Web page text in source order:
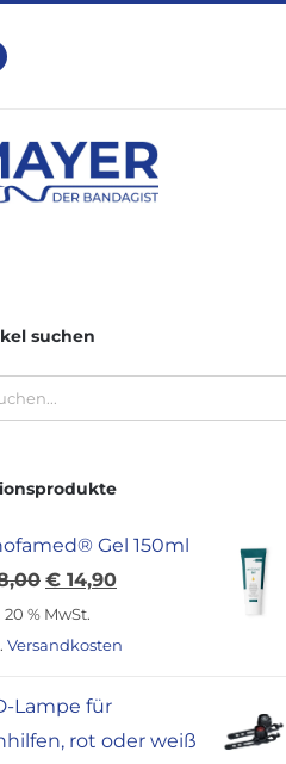
suchen
Gel 150ml
Ursprünglicher
Preis
war:
€ 14,90Aktueller
ist:
% MwSt.
Versandkosten
Lampe für
rot oder weiß